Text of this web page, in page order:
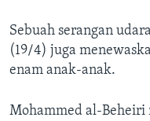
Sebuah serangan
(19/4) juga
enam anak-anak.
Mohammed al-Beheiri